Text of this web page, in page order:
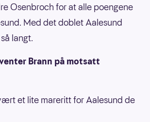
Osenbroch for at alle poengene
Med det doblet Aalesund
langt.
Brann på motsatt
et lite mareritt for Aalesund de